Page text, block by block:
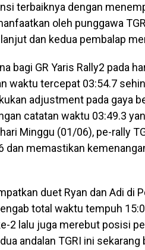
terbaiknya dengan
oleh punggawa
dan kedua pembalap
bagi GR Yaris Rally2 pada
waktu tercepat 03:54.7
adjustment pada gaya
catatan waktu 03:49.3
Minggu (01/06), pe-rally
dan memastikan
duet Ryan dan Adi di
total waktu tempuh
2 lalu juga merebut posisi
andalan TGRI ini